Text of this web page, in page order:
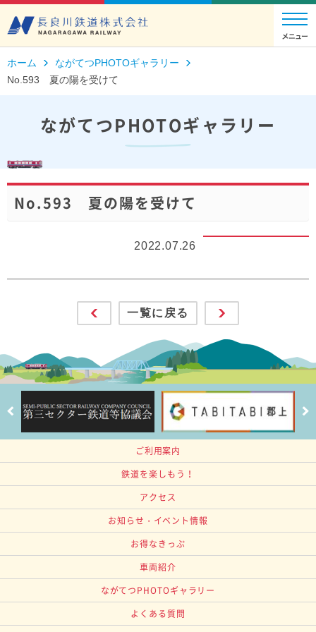
ホーム
ながてつPHOTOギャラリー
No.593 夏の陽を受けて
ながてつPHOTOギャラリー
No.593 夏の陽を受けて
2022.07.26
一覧に戻る
ご利用案内
鉄道を楽しもう！
アクセス
お知らせ・イベント情報
お得なきっぷ
車両紹介
ながてつPHOTOギャラリー
よくある質問